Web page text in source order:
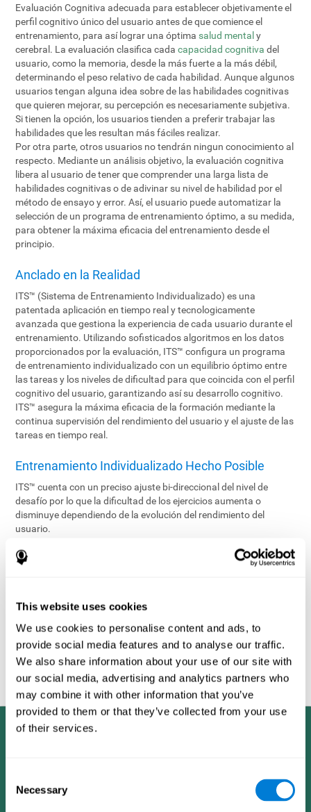
This website uses cookies
We use cookies to personalise content and ads, to
provide social media features and to analyse our traffic.
We also share information about your use of our site with
our social media, advertising and analytics partners who
may combine it with other information that you’ve
provided to them or that they’ve collected from your use
of their services.
Selection
Necessary
Evaluación Cognitiva adecuada para establecer objetivamente el
perfil cognitivo único del usuario antes de que comience el
entrenamiento, para así lograr una óptima salud mental y
cerebral. La evaluación clasifica cadacapacidad cognitiva del
usuario, como la memoria, desde la más fuerte a la más débil,
determinando el peso relativo de cada habilidad. Aunque algunos
usuarios tengan alguna idea sobre de las habilidades cognitivas
que quieren mejorar, su percepción es necesariamente subjetiva.
Si tienen la opción, los usuarios tienden a preferir trabajar las
habilidades que les resultan más fáciles realizar.
Por otra parte, otros usuarios no tendrán ningun conocimiento al
respecto. Mediante un análisis objetivo, la evaluación cognitiva
libera al usuario de tener que comprender una larga lista de
habilidades cognitivas o de adivinar su nivel de habilidad por el
método de ensayo y error. Así, el usuario puede automatizar la
selección de un programa de entrenamiento óptimo, a su medida,
para obtener la máxima eficacia del entrenamiento desde el
principio.
Anclado en la Realidad
ITS™ (Sistema de Entrenamiento Individualizado) es una
patentada aplicación en tiempo real y tecnologicamente
avanzada que gestiona la experiencia de cada usuario durante el
entrenamiento. Utilizando sofisticados algoritmos en los datos
proporcionados por la evaluación, ITS™ configura un programa
de entrenamiento individualizado con un equilibrio óptimo entre
las tareas y los niveles de dificultad para que coincida con el perfil
cognitivo del usuario, garantizando así su desarrollo cognitivo.
ITS™ asegura la máxima eficacia de la formación mediante la
continua supervisión del rendimiento del usuario y el ajuste de las
tareas en tiempo real.
Entrenamiento Individualizado Hecho Posible
ITS™ cuenta con un preciso ajuste bi-direccional del nivel de
desafío por lo que la dificultad de los ejercicios aumenta o
disminuye dependiendo de la evolución del rendimiento del
usuario.
determinar el perfil cognitivo del usuario es una comparación con
evaluación es la inmensa base de datos de CogniFit que contiene
la información obtenida de muchos usuarios diferentes. Este
conjunto de información es compartida por todos los productos
de ejercicio cerebral de CogniFit, permitiendo así la elaboración de
los datos estadísticos que posibilitan analizar a cada usuario y
generar una retroalimentación positiva.